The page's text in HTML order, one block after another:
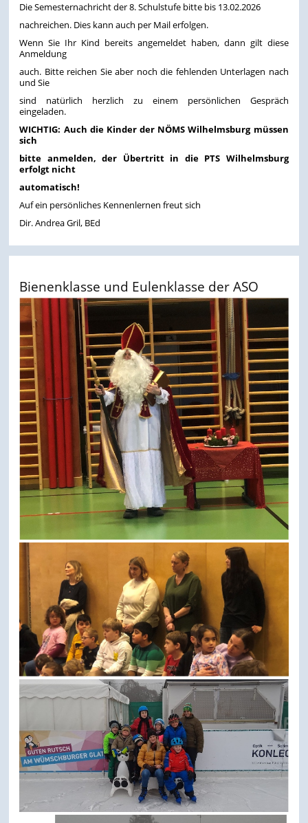
Die Semesternachricht der 8. Schulstufe bitte bis 13.02.2026
nachreichen. Dies kann auch per Mail erfolgen.
Wenn Sie Ihr Kind bereits angemeldet haben, dann gilt diese
Anmeldung
auch. Bitte reichen Sie aber noch die fehlenden Unterlagen nach
und Sie
sind natürlich herzlich zu einem persönlichen Gespräch
eingeladen.
WICHTIG: Auch die Kinder der NÖMS Wilhelmsburg müssen
sich
bitte anmelden, der Übertritt in die PTS Wilhelmsburg
erfolgt nicht
automatisch!
Auf ein persönliches Kennenlernen freut sich
Dir. Andrea Gril, BEd
Bienenklasse und Eulenklasse der ASO